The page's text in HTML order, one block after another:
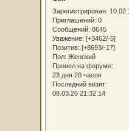
Зарегистрирован:
Приглашений: 0
Сообщений: 8645
Уважение: [+3462/-5]
Позитив: [+8693/-17]
Пол: Женский
Провел на форуме:
23 дня 20 часов
Последний визит:
08.03.26 21:32:14